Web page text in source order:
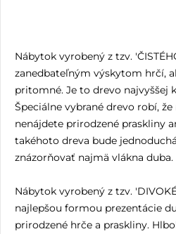
Nábytok vyrobený z tzv.
zanedbateľným výskytom hrčí,
pritomné. Je to drevo najvyššej
Špeciálne vybrané drevo robí,
nenájdete prirodzené praskliny
takéhoto dreva bude
znázorňovať najmä vlákna duba.
Nábytok vyrobený z tzv.
najlepšou formou prezentácie
prirodzené hrče a praskliny.